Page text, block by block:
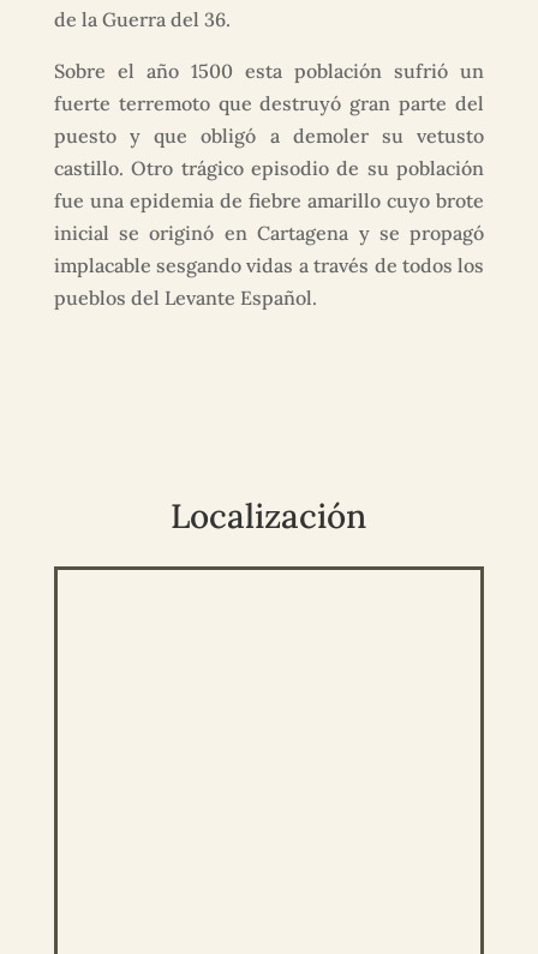
de la Guerra del 36.
Sobre el año 1500 esta población sufrió un
fuerte terremoto que destruyó gran parte del
puesto y que obligó a demoler su vetusto
castillo. Otro trágico episodio de su población
fue una epidemia de fiebre amarillo cuyo brote
inicial se originó en Cartagena y se propagó
implacable sesgando vidas a través de todos los
pueblos del Levante Español.
Localización